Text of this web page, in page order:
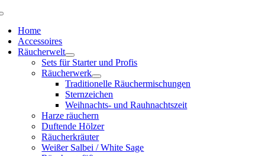
Home
Accessoires
Räucherwelt
Sets für Starter und Profis
Räucherwerk
Traditionelle Räuchermischungen
Sternzeichen
Weihnachts- und Rauhnachtszeit
Harze räuchern
Duftende Hölzer
Räucherkräuter
Weißer Salbei / White Sage